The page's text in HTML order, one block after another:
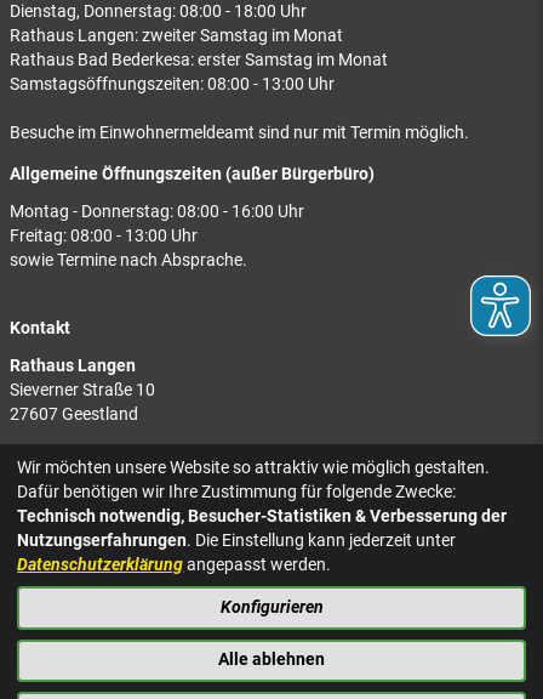
Dienstag, Donnerstag: 08:00 - 18:00 Uhr
Rathaus Langen: zweiter Samstag im Monat
Rathaus Bad Bederkesa: erster Samstag im Monat
Samstagsöffnungszeiten: 08:00 - 13:00 Uhr
Besuche im Einwohnermeldeamt sind nur mit Termin möglich.
Allgemeine Öffnungszeiten (außer Bürgerbüro)
Montag - Donnerstag: 08:00 - 16:00 Uhr
Freitag: 08:00 - 13:00 Uhr
sowie Termine nach Absprache.
Kontakt
Rathaus Langen
Sieverner Straße 10
27607 Geestland
Rathaus Bad Bederkesa
Am Markt 8
27624 Geestland
Tel.: 04743 937-2300
KONTAKT
IMPRESSUM
NACH OBEN
Wir möchten unsere Website so attraktiv wie möglich gestalten.
Dafür benötigen wir Ihre Zustimmung für folgende Zwecke:
Technisch notwendig, Besucher-Statistiken & Verbesserung der
Nutzungserfahrungen. Die Einstellung kann jederzeit unter
Datenschutzerklärungangepasst werden.
Konfigurieren
Alle ablehnen